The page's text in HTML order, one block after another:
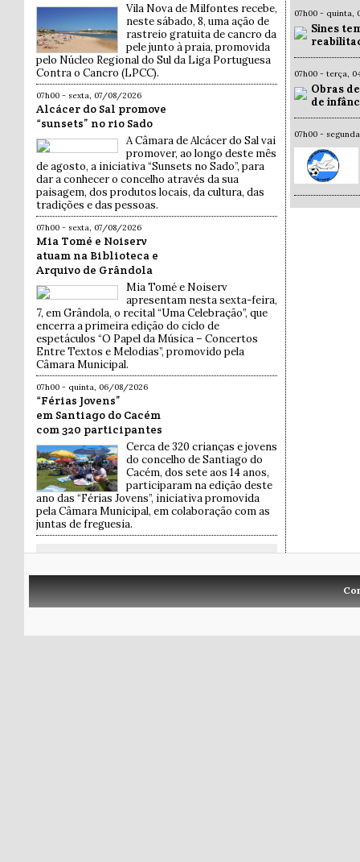
Vila Nova de Milfontes recebe,
neste sábado, 8, uma ação de
rastreio gratuita de cancro da
pele junto à praia, promovida
pelo Núcleo Regional do Sul da Liga Portuguesa
Contra o Cancro (LPCC).
07h00 - sexta, 07/08/2026
Alcácer do Sal promove
“sunsets” no rio Sado
A Câmara de Alcácer do Sal vai
promover, ao longo deste mês
de agosto, a iniciativa “Sunsets no Sado”, para
dar a conhecer o concelho através da sua
paisagem, dos produtos locais, da cultura, das
tradições e das pessoas.
07h00 - sexta, 07/08/2026
Mia Tomé e Noiserv
atuam na Biblioteca e
Arquivo de Grândola
Mia Tomé e Noiserv
apresentam nesta sexta-feira,
7, em Grândola, o recital “Uma Celebração”, que
encerra a primeira edição do ciclo de
espetáculos “O Papel da Música – Concertos
Entre Textos e Melodias”, promovido pela
Câmara Municipal.
07h00 - quinta, 06/08/2026
“Férias Jovens”
em Santiago do Cacém
com 320 participantes
Cerca de 320 crianças e jovens
do concelho de Santiago do
Cacém, dos sete aos 14 anos,
participaram na edição deste
ano das “Férias Jovens”, iniciativa promovida
pela Câmara Municipal, em colaboração com as
juntas de freguesia.
07h00 - quinta,
Sines
07h00 - terça,
Obras
de
07h00 -